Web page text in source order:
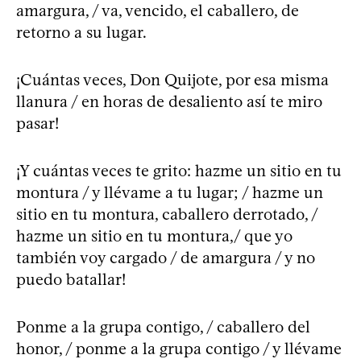
amargura, / va, vencido, el caballero, de
retorno a su lugar.
¡Cuántas veces, Don Quijote, por esa misma
llanura / en horas de desaliento así te miro
pasar!
¡Y cuántas veces te grito: hazme un sitio en tu
montura / y llévame a tu lugar; / hazme un
sitio en tu montura, caballero derrotado, /
hazme un sitio en tu montura,/ que yo
también voy cargado / de amargura / y no
puedo batallar!
Ponme a la grupa contigo, / caballero del
honor, / ponme a la grupa contigo / y llévame